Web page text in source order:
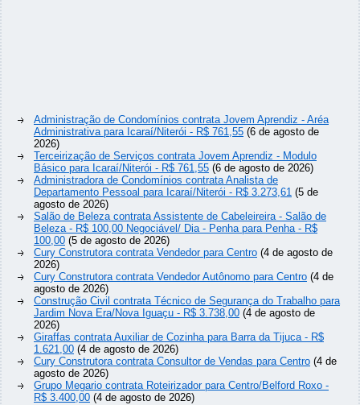
Administração de Condomínios contrata Jovem Aprendiz - Aréa
Administrativa para Icaraí/Niterói - R$ 761,55 (6 de agosto de
2026)
Terceirização de Serviços contrata Jovem Aprendiz - Modulo
Básico para Icaraí/Niterói - R$ 761,55 (6 de agosto de 2026)
Administradora de Condomínios contrata Analista de
Departamento Pessoal para Icaraí/Niterói - R$ 3.273,61 (5 de
agosto de 2026)
Salão de Beleza contrata Assistente de Cabeleireira - Salão de
Beleza - R$ 100,00 Negociável/ Dia - Penha para Penha - R$
100,00 (5 de agosto de 2026)
Cury Construtora contrata Vendedor para Centro (4 de agosto de
2026)
Cury Construtora contrata Vendedor Autônomo para Centro (4 de
agosto de 2026)
Construção Civil contrata Técnico de Segurança do Trabalho para
Jardim Nova Era/Nova Iguaçu - R$ 3.738,00 (4 de agosto de
2026)
Giraffas contrata Auxiliar de Cozinha para Barra da Tijuca - R$
1.621,00 (4 de agosto de 2026)
Cury Construtora contrata Consultor de Vendas para Centro (4 de
agosto de 2026)
Grupo Megario contrata Roteirizador para Centro/Belford Roxo -
R$ 3.400,00 (4 de agosto de 2026)